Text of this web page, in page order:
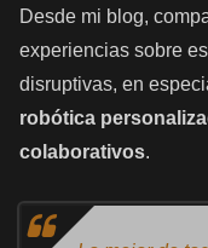
Desde mi blog,
experiencias sobre
disruptivas, en
robótica
colaborativos.